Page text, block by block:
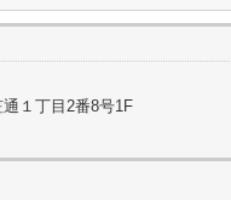
１丁目2番8号1F